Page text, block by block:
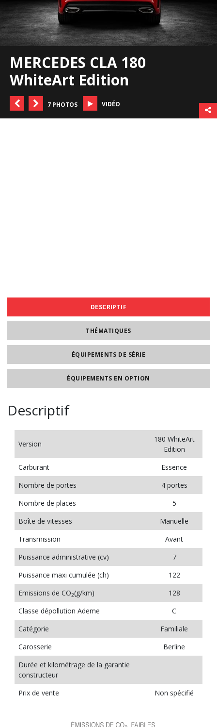
MERCEDES CLA 180
WhiteArt Edition
7 PHOTOS VIDÉO
DESCRIPTIF
THÉMATIQUES
ÉQUIPEMENTS DE SÉRIE
ÉQUIPEMENTS EN OPTION
Descriptif
Version
180 WhiteArt
Edition
Carburant
Essence
Nombre de portes
4 portes
Nombre de places
5
Boîte de vitesses
Manuelle
Transmission
Avant
Puissance administrative (cv)
7
Puissance maxi cumulée (ch)
122
Emissions de CO2(g/km)
128
Classe dépollution Ademe
C
Catégorie
Familiale
Carosserie
Berline
Durée et kilométrage de la garantie
constructeur
Prix de vente
Non spécifié